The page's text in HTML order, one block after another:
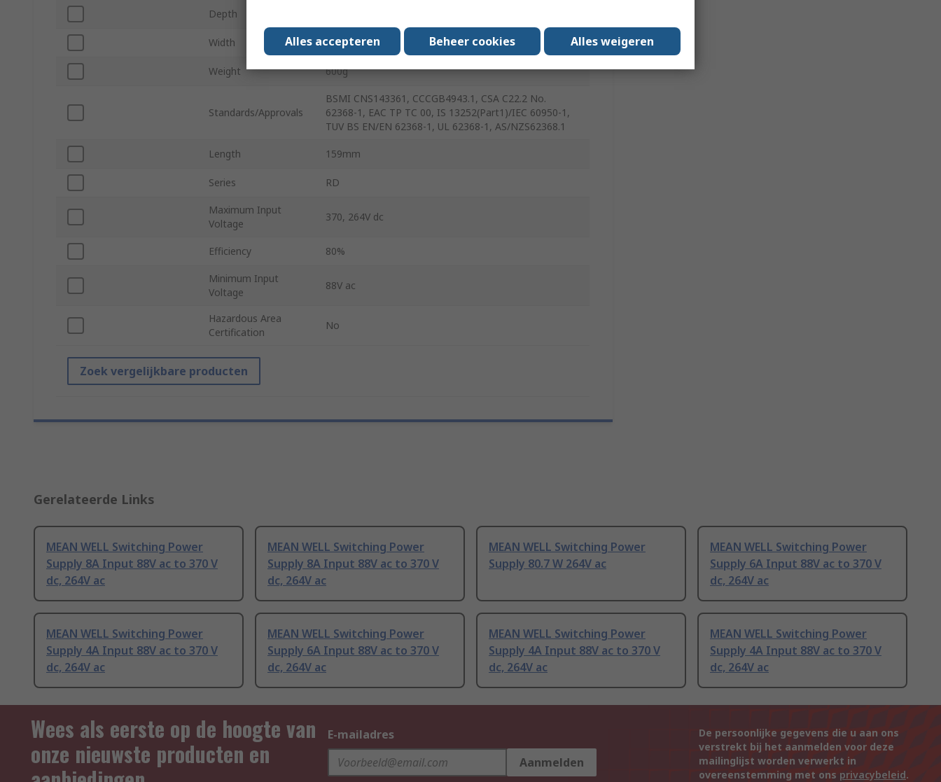
Depth
Width 38mm
Weight 600g
Standards/Approvals
BSMI CNS143361, CCCGB4943.1, CSA C22.2 No.
62368-1, EAC TP TC 00, IS 13252(Part1)/IEC 60950-1,
TUV BS EN/EN 62368-1, UL 62368-1, AS/NZS62368.1
Length 159mm
Series RD
Maximum Input
Voltage
370, 264V dc
Efficiency 80%
Minimum Input
Voltage
88V ac
Hazardous Area
Certification
No
Zoek vergelijkbare producten
Gerelateerde Links
MEAN WELL Switching Power
Supply 8A Input 88V ac to 370 V
dc, 264V ac
MEAN WELL Switching Power
Supply 8A Input 88V ac to 370 V
dc, 264V ac
MEAN WELL Switching Power
Supply 80.7 W 264V ac
MEAN WELL Switching Power
Supply 6A Input 88V ac to 370 V
dc, 264V ac
MEAN WELL Switching Power
Supply 4A Input 88V ac to 370 V
dc, 264V ac
MEAN WELL Switching Power
Supply 6A Input 88V ac to 370 V
dc, 264V ac
MEAN WELL Switching Power
Supply 4A Input 88V ac to 370 V
dc, 264V ac
MEAN WELL Switching Power
Supply 4A Input 88V ac to 370 V
dc, 264V ac
Wees als eerste op de hoogte van
onze nieuwste producten en
E-mailadres
Aanmelden
De persoonlijke gegevens die u aan ons
verstrekt bij het aanmelden voor deze
mailinglijst worden verwerkt in
overeenstemming met ons privacybeleid.
Alles accepteren Beheer cookies Alles weigeren